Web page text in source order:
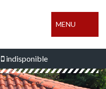
MENU
indisponible